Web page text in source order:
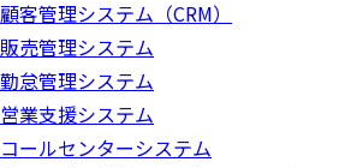
顧客管理システム（CRM）
販売管理システム
勤怠管理システム
営業支援システム
コールセンターシステム